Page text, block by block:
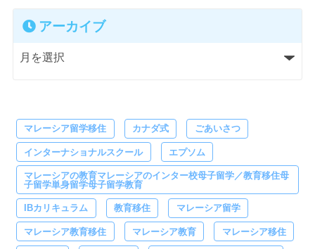
アーカイブ
マレーシア留学移住 カナダ式 ごあいさつ
インターナショナルスクール エプソム
マレーシアの教育マレーシアのインター校母子留学／教育移住母
子留学単身留学母子留学教育
IBカリキュラム 教育移住 マレーシア留学
マレーシア教育移住 マレーシア教育 マレーシア移住